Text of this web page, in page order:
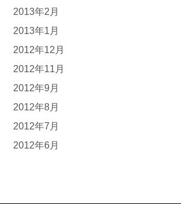
2013年2月
2013年1月
2012年12月
2012年11月
2012年9月
2012年8月
2012年7月
2012年6月